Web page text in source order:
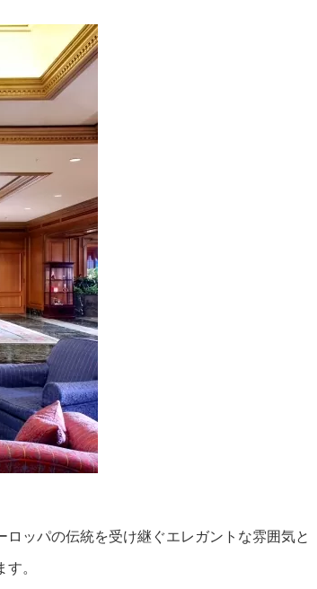
ッパの伝統を受け継ぐエレガントな雰囲気と
。